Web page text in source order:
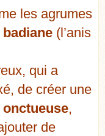
les agrumes
badiane (l’anis
qui a
de créer une
,
de